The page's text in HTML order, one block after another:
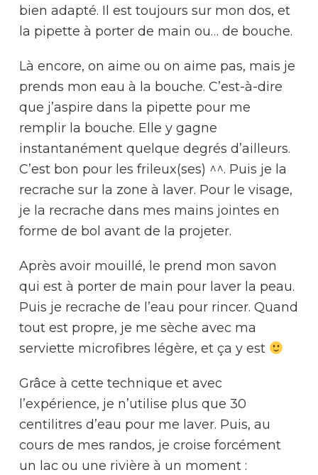
bien adapté. Il est toujours sur mon dos, et
la pipette à porter de main ou… de bouche.
Là encore, on aime ou on aime pas, mais je
prends mon eau à la bouche. C’est-à-dire
que j’aspire dans la pipette pour me
remplir la bouche. Elle y gagne
instantanément quelque degrés d’ailleurs.
C’est bon pour les frileux(ses) ^^. Puis je la
recrache sur la zone à laver. Pour le visage,
je la recrache dans mes mains jointes en
forme de bol avant de la projeter.
Après avoir mouillé, le prend mon savon
qui est à porter de main pour laver la peau.
Puis je recrache de l’eau pour rincer. Quand
tout est propre, je me sèche avec ma
serviette microfibres légère, et ça y est
Grâce à cette technique et avec
l’expérience, je n’utilise plus que 30
centilitres d’eau pour me laver. Puis, au
cours de mes randos, je croise forcément
un lac ou une rivière à un moment :